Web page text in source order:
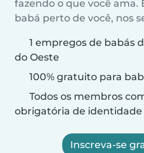
fazendo o que você ama.
babá perto de você, nos
1 empregos de babás
do Oeste
100% gratuito para
Todos os membros
obrigatória de identidade
Inscreva-se